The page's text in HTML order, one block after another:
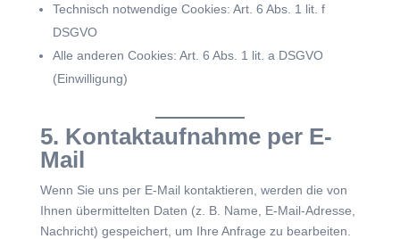
Technisch notwendige Cookies: Art. 6 Abs. 1 lit. f
DSGVO
Alle anderen Cookies: Art. 6 Abs. 1 lit. a DSGVO
(Einwilligung)
5. Kontaktaufnahme per E-
Mail
Wenn Sie uns per E-Mail kontaktieren, werden die von
Ihnen übermittelten Daten (z. B. Name, E-Mail-Adresse,
Nachricht) gespeichert, um Ihre Anfrage zu bearbeiten.